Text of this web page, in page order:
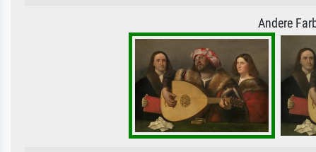
Andere